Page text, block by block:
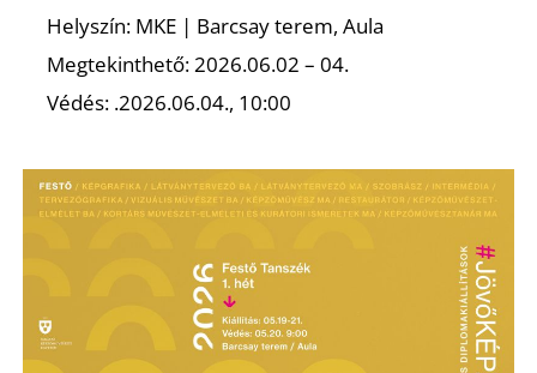
Helyszín: MKE | Barcsay terem, Aula
Megtekinthető: 2026.06.02 – 04.
Védés: .2026.06.04., 10:00